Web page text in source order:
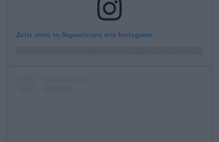
Δείτε αυτή τη δημοσίευση στο Instagram.